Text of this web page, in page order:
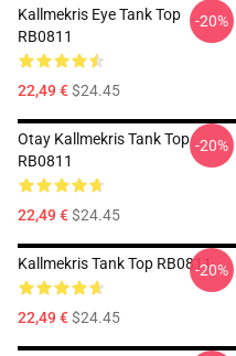
Kallmekris Eye Tank Top
RB0811
22,49 €$24.45
-20%
Otay Kallmekris Tank Top
RB0811
22,49 €$24.45
-20%
Kallmekris Tank Top RB0811
22,49 €$24.45
-20%